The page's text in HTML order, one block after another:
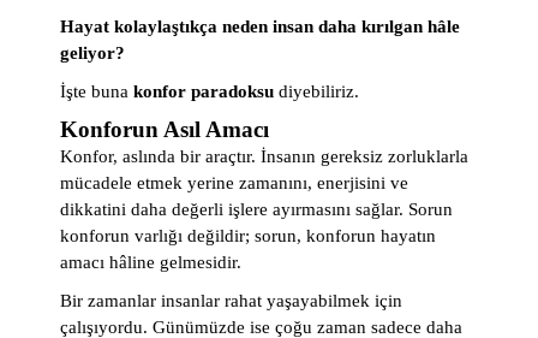
Hayat kolaylaştıkça neden insan daha kırılgan hâle
geliyor?
İşte buna konfor paradoksu diyebiliriz.
Konforun Asıl Amacı
Konfor, aslında bir araçtır. İnsanın gereksiz zorluklarla
mücadele etmek yerine zamanını, enerjisini ve
dikkatini daha değerli işlere ayırmasını sağlar. Sorun
konforun varlığı değildir; sorun, konforun hayatın
amacı hâline gelmesidir.
Bir zamanlar insanlar rahat yaşayabilmek için
çalışıyordu. Günümüzde ise çoğu zaman sadece daha